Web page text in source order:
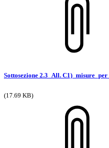
Sottosezione 2.3_All.
(17.69 KB)